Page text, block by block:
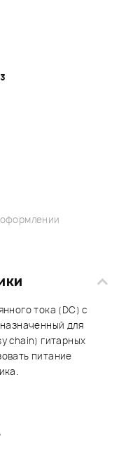
тока (DC) с
для
chain) гитарных
питание
источника.